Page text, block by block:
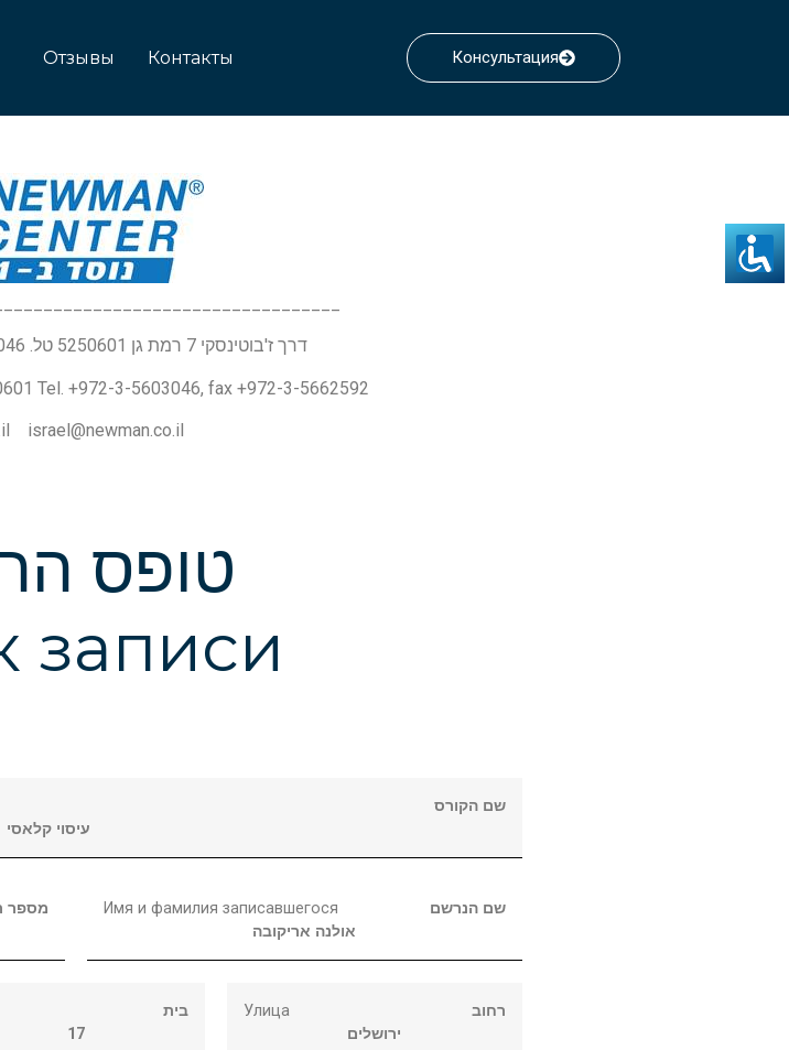
Отзывы Контакты Консультация
דרך ז'בוטינסקי 7 רמת גן 5250601 טל. 03-5603046, פקס 03-5662592
Tel. +972-3-5603046, fax +972-3-5662592
israel@newman.co.il
טופס
записи
שם הקורס
עיסוי קלאסי
מספר
Имя и фамилия записавшегося
שם הנרשם
אולנה אריקובה
בית
17
Улица
רחוב
ירושלים